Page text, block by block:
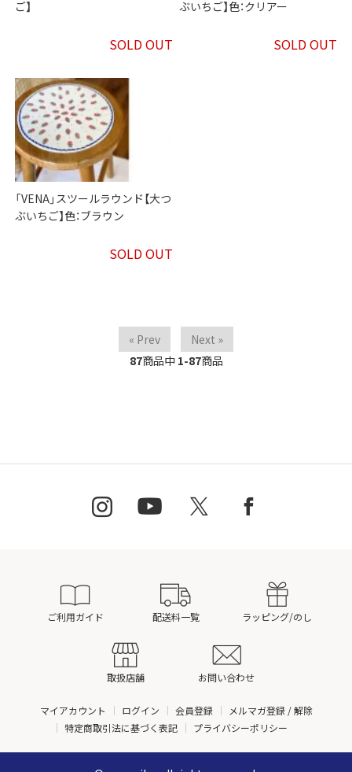
ご】
SOLD OUT
ぶいちご】色：クリアー
SOLD OUT
「VENA」スツールラウンド【大つ
ぶいちご】色：ブラウン
SOLD OUT
« Prev
Next »
87商品中 1-87商品
ご利用ガイド 配送料一覧 ラッピング/のし
取扱店舗 お問い合わせ
マイアカウント ログイン 会員登録
メルマガ登録 / 解除
特定商取引法に基づく表記
プライバシーポリシー